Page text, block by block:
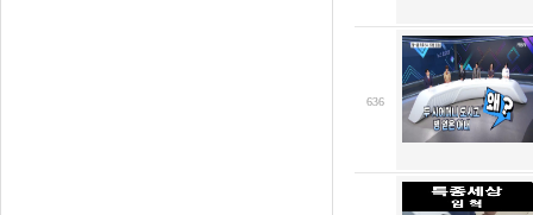
636